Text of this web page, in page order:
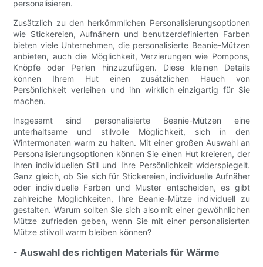
personalisieren.
Zusätzlich zu den herkömmlichen Personalisierungsoptionen
wie Stickereien, Aufnähern und benutzerdefinierten Farben
bieten viele Unternehmen, die personalisierte Beanie-Mützen
anbieten, auch die Möglichkeit, Verzierungen wie Pompons,
Knöpfe oder Perlen hinzuzufügen. Diese kleinen Details
können Ihrem Hut einen zusätzlichen Hauch von
Persönlichkeit verleihen und ihn wirklich einzigartig für Sie
machen.
Insgesamt sind personalisierte Beanie-Mützen eine
unterhaltsame und stilvolle Möglichkeit, sich in den
Wintermonaten warm zu halten. Mit einer großen Auswahl an
Personalisierungsoptionen können Sie einen Hut kreieren, der
Ihren individuellen Stil und Ihre Persönlichkeit widerspiegelt.
Ganz gleich, ob Sie sich für Stickereien, individuelle Aufnäher
oder individuelle Farben und Muster entscheiden, es gibt
zahlreiche Möglichkeiten, Ihre Beanie-Mütze individuell zu
gestalten. Warum sollten Sie sich also mit einer gewöhnlichen
Mütze zufrieden geben, wenn Sie mit einer personalisierten
Mütze stilvoll warm bleiben können?
- Auswahl des richtigen Materials für Wärme